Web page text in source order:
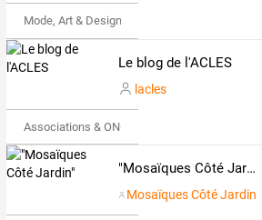
Mode, Art & Design
Le blog de l'ACLES
lacles
Associations & ONG
"Mosaïques Côté Jardin"
Mosaïques Côté Jardin